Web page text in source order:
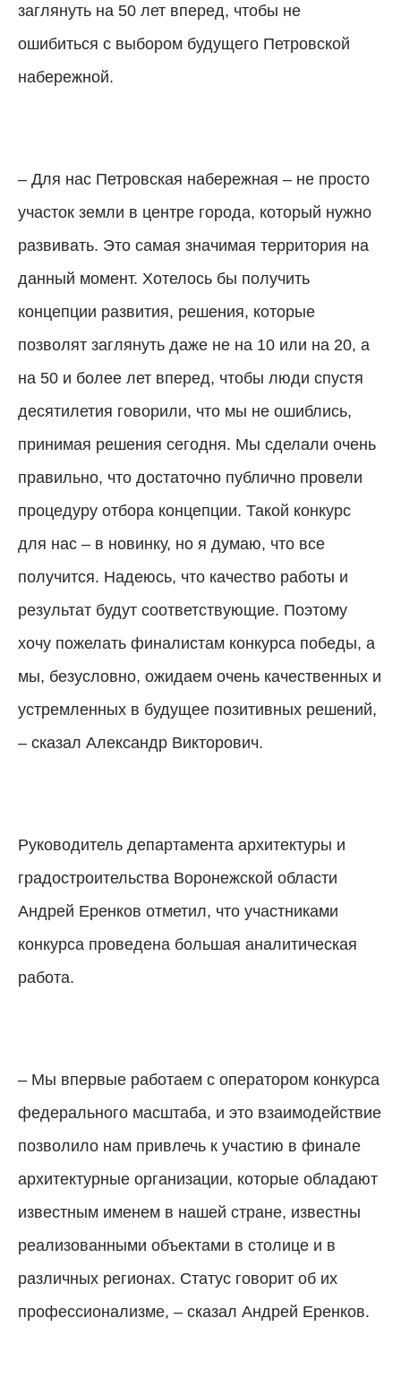
заглянуть на 50 лет вперед, чтобы не
ошибиться с выбором будущего Петровской
набережной.
– Для нас Петровская набережная – не просто
участок земли в центре города, который нужно
развивать. Это самая значимая территория на
данный момент. Хотелось бы получить
концепции развития, решения, которые
позволят заглянуть даже не на 10 или на 20, а
на 50 и более лет вперед, чтобы люди спустя
десятилетия говорили, что мы не ошиблись,
принимая решения сегодня. Мы сделали очень
правильно, что достаточно публично провели
процедуру отбора концепции. Такой конкурс
для нас – в новинку, но я думаю, что все
получится. Надеюсь, что качество работы и
результат будут соответствующие. Поэтому
хочу пожелать финалистам конкурса победы, а
мы, безусловно, ожидаем очень качественных и
устремленных в будущее позитивных решений,
– сказал Александр Викторович.
Руководитель департамента архитектуры и
градостроительства Воронежской области
Андрей Еренков отметил, что участниками
конкурса проведена большая аналитическая
работа.
– Мы впервые работаем с оператором конкурса
федерального масштаба, и это взаимодействие
позволило нам привлечь к участию в финале
архитектурные организации, которые обладают
известным именем в нашей стране, известны
реализованными объектами в столице и в
различных регионах. Статус говорит об их
профессионализме, – сказал Андрей Еренков.